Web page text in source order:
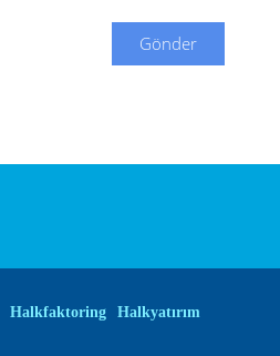
Gönder
Halkfaktoring
Halkyatırım